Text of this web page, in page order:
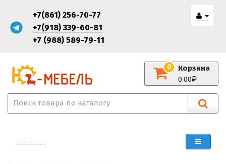
+7(861) 256-70-77
+7(918) 339-60-81
+7 (988) 589-79-11
Корзина
0
0.00
Каталог